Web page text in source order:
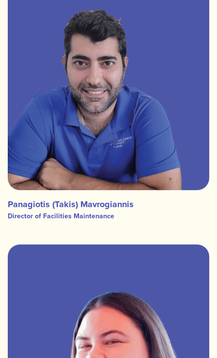
Panagiotis (Takis) Mavrogiannis
Director of Facilities Maintenance